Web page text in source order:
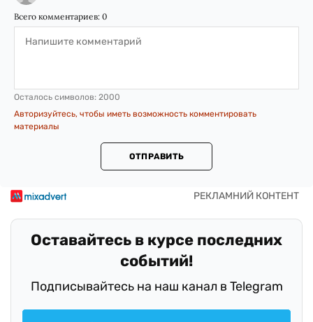
Всего комментариев: 0
Осталось символов: 2000
Авторизуйтесь, чтобы иметь возможность комментировать
материалы
ОТПРАВИТЬ
Оставайтесь в курсе последних
событий!
Подписывайтесь на наш канал в Telegram